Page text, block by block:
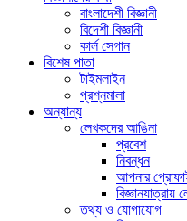
বাংলাদেশী বিজ্ঞানী
বিদেশী বিজ্ঞানী
কার্ল সেগান
বিশেষ পাতা
টাইমলাইন
প্রশ্নমালা
অন্যান্য
লেখকদের আঙিনা
প্রবেশ
নিবন্ধন
আপনার
বিজ্ঞানযাত্রায়
তথ্য ও যোগাযোগ